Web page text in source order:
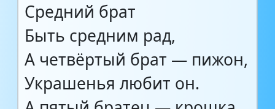
Средний брат
Быть средним рад,
А четвёртый брат — пижон,
Украшенья любит он.